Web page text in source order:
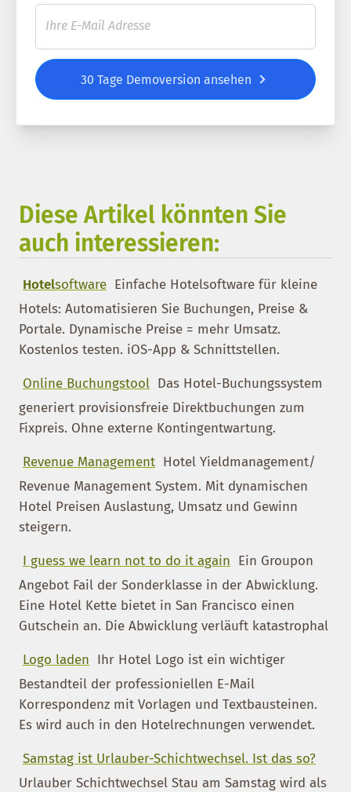
30 Tage Demoversion ansehen
Diese Artikel könnten Sie
auch interessieren:
Hotelsoftware Einfache Hotelsoftware für kleine
Hotels: Automatisieren Sie Buchungen, Preise &
Portale. Dynamische Preise = mehr Umsatz.
Kostenlos testen. iOS-App & Schnittstellen.
Online Buchungstool Das Hotel-Buchungssystem
generiert provisionsfreie Direktbuchungen zum
Fixpreis. Ohne externe Kontingentwartung.
Revenue Management Hotel Yieldmanagement/
Revenue Management System. Mit dynamischen
Hotel Preisen Auslastung, Umsatz und Gewinn
steigern.
I guess we learn not to do it again Ein Groupon
Angebot Fail der Sonderklasse in der Abwicklung.
Eine Hotel Kette bietet in San Francisco einen
Gutschein an. Die Abwicklung verläuft katastrophal
Logo laden Ihr Hotel Logo ist ein wichtiger
Bestandteil der professioniellen E-Mail
Korrespondenz mit Vorlagen und Textbausteinen.
Es wird auch in den Hotelrechnungen verwendet.
Samstag ist Urlauber-Schichtwechsel. Ist das so?
Urlauber Schichtwechsel Stau am Samstag wird als